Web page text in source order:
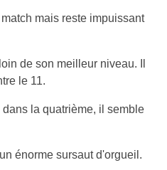
mais reste impuissant
de son meilleur niveau. Il
le 11.
la quatrième, il semble
énorme sursaut d'orgueil.